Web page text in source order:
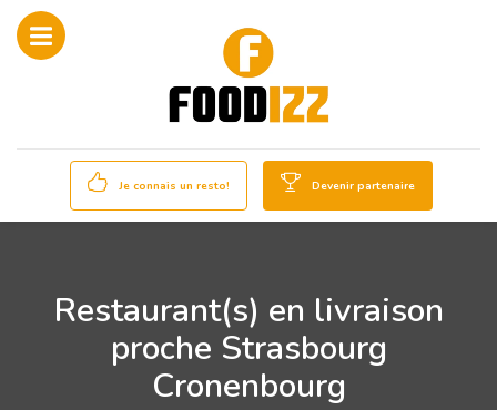
Je connais un resto! Devenir partenaire
Restaurant(s) en livraison
proche Strasbourg
Cronenbourg